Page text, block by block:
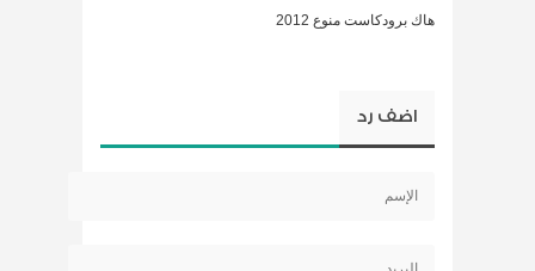
هاك برودكاست منوع 2012
اضف رد